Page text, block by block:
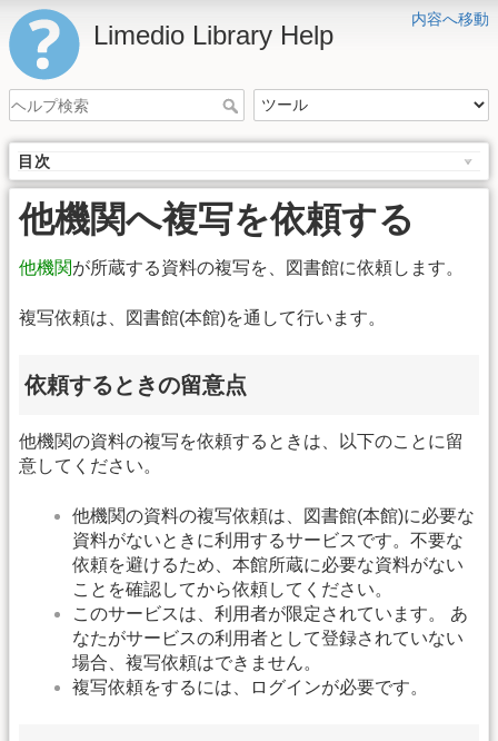
内容へ移動
Limedio Library Help
目次
他機関へ複写を依頼する
他機関が所蔵する資料の複写を、図書館に依頼します。
複写依頼は、図書館(本館)を通して行います。
依頼するときの留意点
他機関の資料の複写を依頼するときは、以下のことに留
意してください。
他機関の資料の複写依頼は、図書館(本館)に必要な
資料がないときに利用するサービスです。不要な
依頼を避けるため、本館所蔵に必要な資料がない
ことを確認してから依頼してください。
このサービスは、利用者が限定されています。 あ
なたがサービスの利用者として登録されていない
場合、複写依頼はできません。
複写依頼をするには、ログインが必要です。